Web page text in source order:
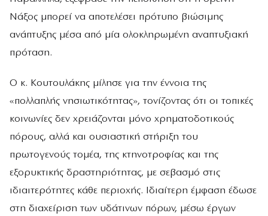
Νάξος μπορεί να αποτελέσει πρότυπο βιώσιμης
ανάπτυξης μέσα από μία ολοκληρωμένη αναπτυξιακή
πρόταση.
Ο κ. Κουτουλάκης μίλησε για την έννοια της
«πολλαπλής νησιωτικότητας», τονίζοντας ότι οι τοπικές
κοινωνίες δεν χρειάζονται μόνο χρηματοδοτικούς
πόρους, αλλά και ουσιαστική στήριξη του
πρωτογενούς τομέα, της κτηνοτροφίας και της
εξορυκτικής δραστηριότητας, με σεβασμό στις
ιδιαιτερότητες κάθε περιοχής. Ιδιαίτερη έμφαση έδωσε
στη διαχείριση των υδάτινων πόρων, μέσω έργων